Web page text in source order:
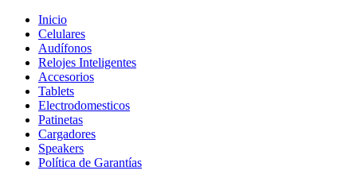
Skip
content
Inicio
Celulares
Audífonos
Relojes Inteligentes
Accesorios
Tablets
Electrodomesticos
Patinetas
Cargadores
Speakers
Política de Garantías